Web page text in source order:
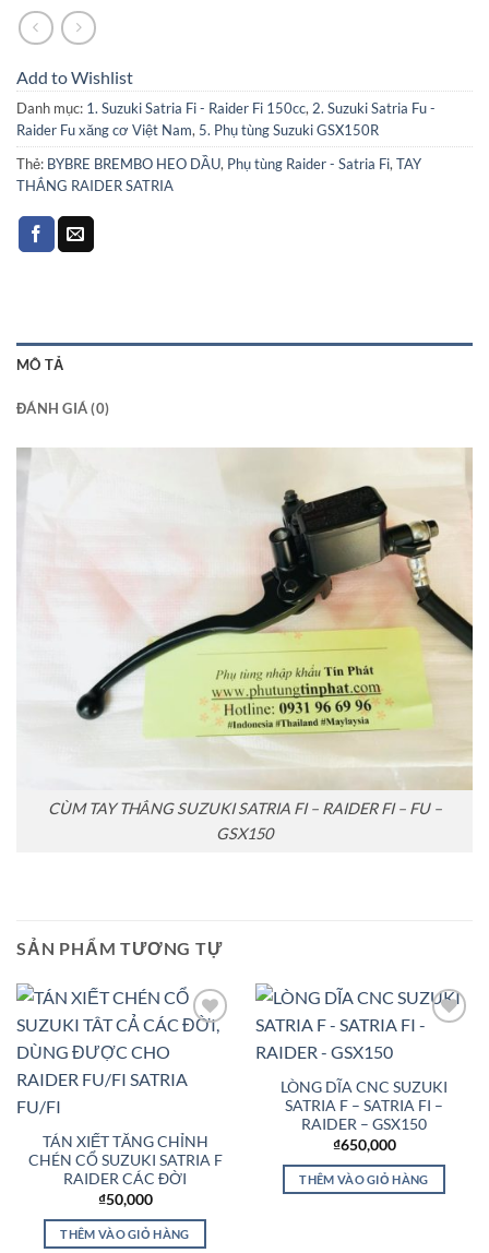
Add to Wishlist
Danh mục: 1. Suzuki Satria Fi - Raider Fi 150cc, 2. Suzuki Satria Fu -
Raider Fu xăng cơ Việt Nam, 5. Phụ tùng Suzuki GSX150R
Thẻ: BYBRE BREMBO HEO DẦU, Phụ tùng Raider - Satria Fi, TAY
THẮNG RAIDER SATRIA
MÔ TẢ
ĐÁNH GIÁ (0)
CÙM TAY THẮNG SUZUKI SATRIA FI – RAIDER FI – FU –
GSX150
SẢN PHẨM TƯƠNG TỰ
Add to
TÁN XIẾT TĂNG CHỈNH
CHÉN CỔ SUZUKI SATRIA F
RAIDER CÁC ĐỜI
₫50,000
THÊM VÀO GIỎ HÀNG
LÒNG DĨA CNC SUZUKI
SATRIA F – SATRIA FI –
RAIDER – GSX150
₫650,000
THÊM VÀO GIỎ HÀNG